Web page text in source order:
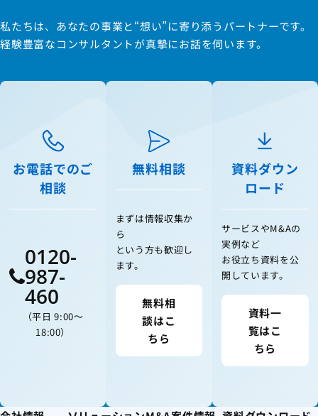
私たちは、あなたの事業と“想い”に寄り添うパートナーです。
経験豊富なコンサルタントが真摯にお話を伺います。
お電話でのご
相談
0120-
987-
460
（平日 9:00〜
18:00）
無料相談
まずは情報収集か
ら
という方も歓迎し
ます。
無料相
談はこ
ちら
資料ダウン
ロード
サービスやM&Aの
実例など
お役立ち資料を公
開しています。
資料一
覧はこ
ちら